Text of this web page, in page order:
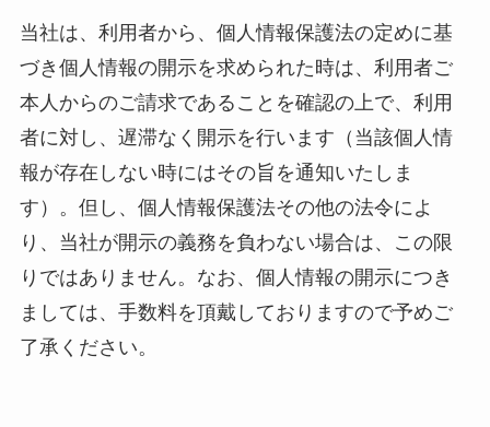
当社は、利用者から、個人情報保護法の定めに基
づき個人情報の開示を求められた時は、利用者ご
本人からのご請求であることを確認の上で、利用
者に対し、遅滞なく開示を行います（当該個人情
報が存在しない時にはその旨を通知いたしま
す）。但し、個人情報保護法その他の法令によ
り、当社が開示の義務を負わない場合は、この限
りではありません。なお、個人情報の開示につき
ましては、手数料を頂戴しておりますので予めご
了承ください。